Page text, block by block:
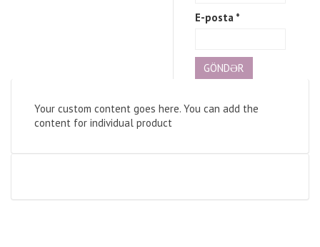
E-posta *
Your custom content goes here. You can add the
content for individual product